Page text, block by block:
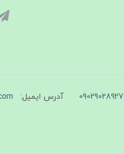
09029028927 آدرس ایمیل: